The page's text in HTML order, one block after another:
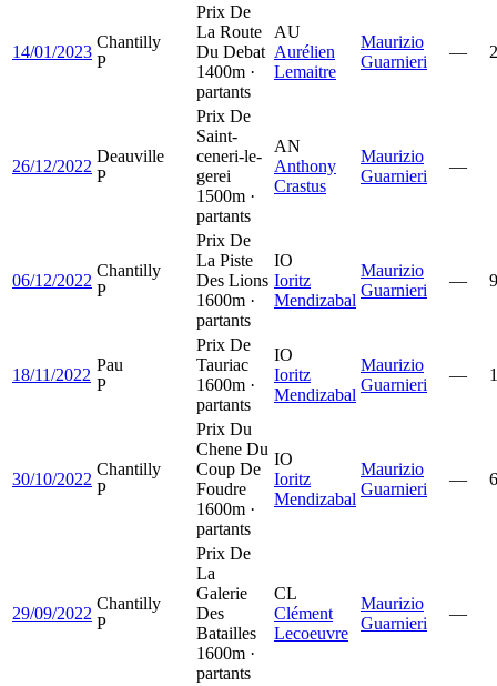
14/01/2023
Chantilly
P
Prix De
La Route
Du Debat
1400m ·
partants
AU
Aurélien
Lemaitre
Maurizio
Guarnieri
— 2
26/12/2022
Deauville
P
Prix De
Saint-
ceneri-le-
gerei
1500m ·
partants
AN
Anthony
Crastus
Maurizio
Guarnieri
—
06/12/2022
Chantilly
P
Prix De
La Piste
Des Lions
1600m ·
partants
IO
Ioritz
Mendizabal
Maurizio
Guarnieri
— 9
18/11/2022
Pau
P
Prix De
Tauriac
1600m ·
partants
IO
Ioritz
Mendizabal
Maurizio
Guarnieri
— 1
30/10/2022
Chantilly
P
Prix Du
Chene Du
Coup De
Foudre
1600m ·
partants
IO
Ioritz
Mendizabal
Maurizio
Guarnieri
— 6
29/09/2022
Chantilly
P
Prix De
La
Galerie
Des
Batailles
1600m ·
partants
CL
Clément
Lecoeuvre
Maurizio
Guarnieri
—